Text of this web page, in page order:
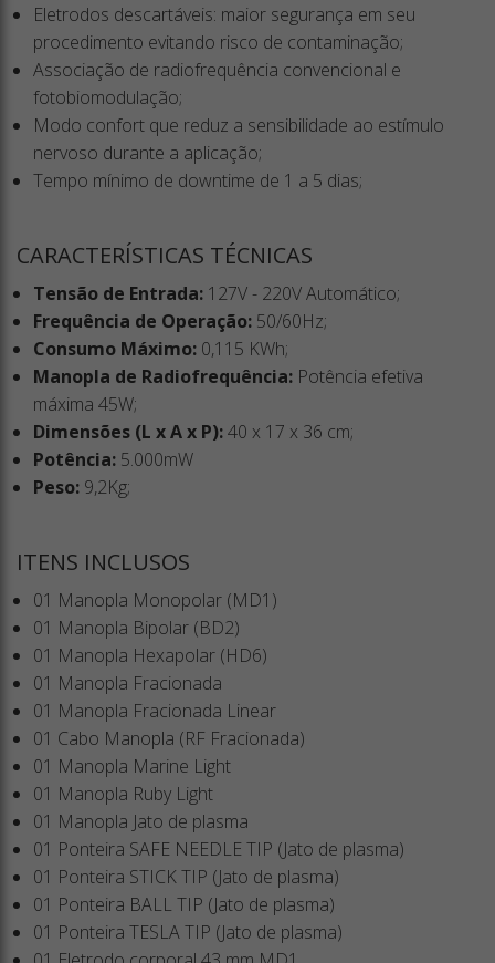
Eletrodos descartáveis: maior segurança em seu
procedimento evitando risco de contaminação;
Associação de radiofrequência convencional e
fotobiomodulação;
Modo confort que reduz a sensibilidade ao estímulo
nervoso durante a aplicação;
Tempo mínimo de downtime de 1 a 5 dias;
CARACTERÍSTICAS TÉCNICAS
Tensão de Entrada: 127V - 220V Automático;
Frequência de Operação: 50/60Hz;
Consumo Máximo: 0,115 KWh;
Manopla de Radiofrequência: Potência efetiva
máxima 45W;
Dimensões (L x A x P):40 x 17 x 36 cm;
Potência: 5.000mW
Peso: 9,2Kg;
ITENS INCLUSOS
01 Manopla Monopolar (MD1)
01 Manopla Bipolar (BD2)
01 Manopla Hexapolar (HD6)
01 Manopla Fracionada
01 Manopla Fracionada Linear
01 Cabo Manopla (RF Fracionada)
01 Manopla Marine Light
01 Manopla Ruby Light
01 Manopla Jato de plasma
01 Ponteira SAFE NEEDLE TIP (Jato de plasma)
01 Ponteira STICK TIP (Jato de plasma)
01 Ponteira BALL TIP (Jato de plasma)
01 Ponteira TESLA TIP (Jato de plasma)